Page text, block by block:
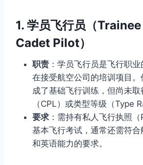
1. 学员飞行员（
Cadet Pilot）
职责 ：学员飞行员是飞行职
在接受航空公司的培训项目
成了基础飞行训练，但尚未取
（CPL）或类型等级（Type
要求 ：需持有私人飞行执照
基本飞行考试，通常还需符
和英语能力的要求。